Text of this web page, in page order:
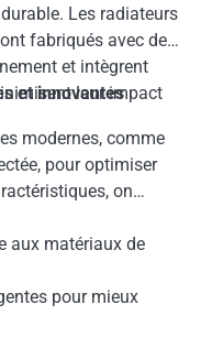
Les radiateurs
fabriqués avec des
et intègrent
leur impact
et innovantes
modernes, comme
pour optimiser
on
aux matériaux de
pour mieux